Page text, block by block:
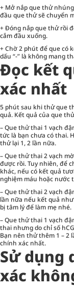
+ Mở nắp que thử
đầu que thử sẽ chuyển
+ Đóng nắp que thử rồi
cắm đầu xuống.
+ Chờ 2 phút để que có
dấu “-” là không mang
Đọc kết
xác nhất
5 phút sau khi thử que
quả. Kết quả của que
– Que thử thai 1 vạch
tức là bạn chưa có thai.
thử lại 1, 2 lần nữa.
– Que thử thai 2 vạch
được rồi. Tuy nhiên, để
khác, nếu có kết quả
nghiệm máu hoặc nước
– Que thử thai 2 vạch
lần nữa nếu kết quả
bị tâm lý để làm mẹ nhé.
– Que thử thai 1 vạch
thai nhưng do chỉ số
Bạn nên thử thêm 1 – 2
chính xác nhất.
Sử dụng
xác